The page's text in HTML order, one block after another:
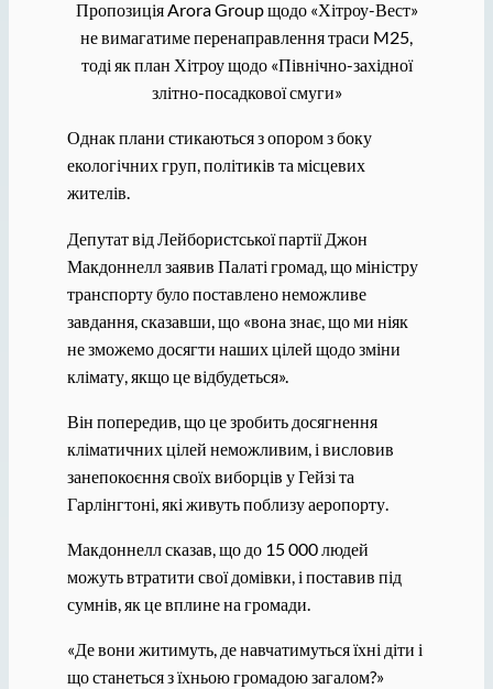
Пропозиція Arora Group щодо «Хітроу-Вест»
не вимагатиме перенаправлення траси M25,
тоді як план Хітроу щодо «Північно-західної
злітно-посадкової смуги»
Однак плани стикаються з опором з боку
екологічних груп, політиків та місцевих
жителів.
Депутат від Лейбористської партії Джон
Макдоннелл заявив Палаті громад, що міністру
транспорту було поставлено неможливе
завдання, сказавши, що «вона знає, що ми ніяк
не зможемо досягти наших цілей щодо зміни
клімату, якщо це відбудеться».
Він попередив, що це зробить досягнення
кліматичних цілей неможливим, і висловив
занепокоєння своїх виборців у Гейзі та
Гарлінгтоні, які живуть поблизу аеропорту.
Макдоннелл сказав, що до 15 000 людей
можуть втратити свої домівки, і поставив під
сумнів, як це вплине на громади.
«Де вони житимуть, де навчатимуться їхні діти і
що станеться з їхньою громадою загалом?»